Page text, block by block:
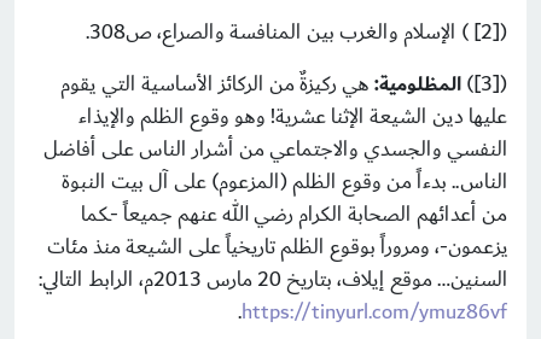
([2] ) الإسلام والغرب بين المنافسة والصراع، ص308.
([3])
المظلومية:هي ركيزةٌ من الركائز الأساسية التي يقوم
عليها دين الشيعة الإثنا عشرية! وهو وقوع الظلم والإيذاء
النفسي والجسدي والاجتماعي من أشرار الناس على أفاضل
الناس.. بدءاً من وقوع الظلم (المزعوم) على آل بيت النبوة
من أعدائهم الصحابة الكرام رضي الله عنهم جميعاً -ـكما
يزعمون-، ومروراً بوقوع الظلم تاريخياً على الشيعة منذ مئات
السنين… موقع إيلاف، بتاريخ 20 مارس 2013م، الرابط التالي:
https://tinyurl.com/ymuz86vf
.